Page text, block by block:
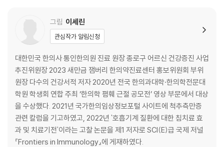
그림 이세린
관심작가 알림신청
대한민국 한의사 통인한의원 진료 원장 종로구 어르신 건강증진 사업
추진위원장 2023 새만금 잼버리 한의약진료센터 홍보위원회 부위
원장 다수의 건강서적 저자 2020년 전국 한의과대학·한의학전문대
학원 학생회 연합 주최 ‘한의학 폄훼 근절 공모전’ 영상 부문에서 대상
을 수상했다. 2021년 국가한의임상정보포털 사이트에 척추측만증
관련 칼럼을 기고하였고, 2022년 '호흡기계 질환에 대한 침치료 효
과 및 치료기전'이라는 고찰 논문을 제1 저자로 SCI(E)급 국제 저널
『Frontiers in Immunology』에 게재하였다.